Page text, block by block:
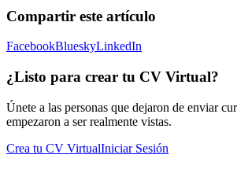
Compartir este artículo
FacebookBlueskyLinkedIn
¿Listo para crear tu CV Virtual?
Únete a las personas que dejaron de enviar
empezaron a ser realmente vistas.
Crea tu CV VirtualIniciar Sesión